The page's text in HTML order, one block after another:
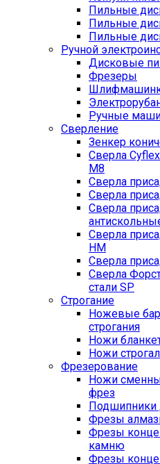
Пильные
Пильные
Пильные
Ручной
Дисковые
Фрезеры
Ручные
Сверление
Зенкер
Сверла
M8
Сверла
Сверла
Сверла
Сверла
HM
Сверла
Сверла
стали SP
Строгание
Ножевые
строгания
Ножи
Ножи
Фрезерование
Ножи
фрез
Подшипники
Фрезы
Фрезы
камню
Фрезы